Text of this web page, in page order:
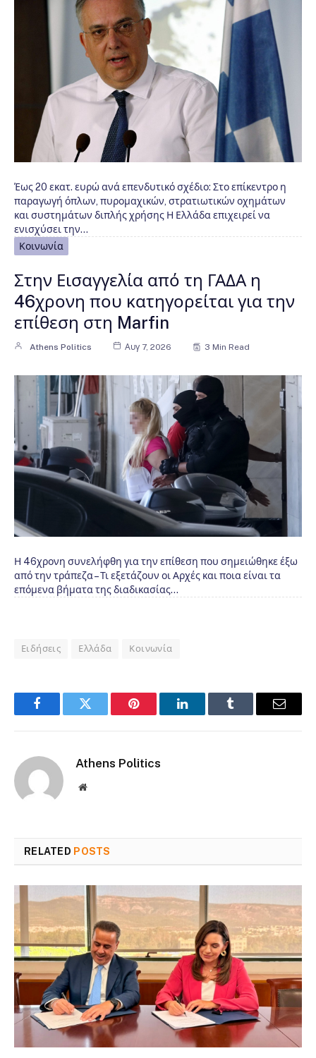
Έως 20 εκατ. ευρώ ανά επενδυτικό σχέδιο: Στο επίκεντρο η
παραγωγή όπλων, πυρομαχικών, στρατιωτικών οχημάτων
και συστημάτων διπλής χρήσης Η Ελλάδα επιχειρεί να
ενισχύσει την…
Κοινωνία
Στην Εισαγγελία από τη ΓΑΔΑ η
46χρονη που κατηγορείται για την
επίθεση στη Marfin
Athens Politics Αυγ 7, 2026 3 Min Read
Η 46χρονη συνελήφθη για την επίθεση που σημειώθηκε έξω
από την τράπεζα – Τι εξετάζουν οι Αρχές και ποια είναι τα
επόμενα βήματα της διαδικασίας…
Ειδήσεις Ελλάδα Κοινωνία
FacebookTwitter Pinterest LinkedInTumblr Email
Athens Politics
Website
RELATED POSTS